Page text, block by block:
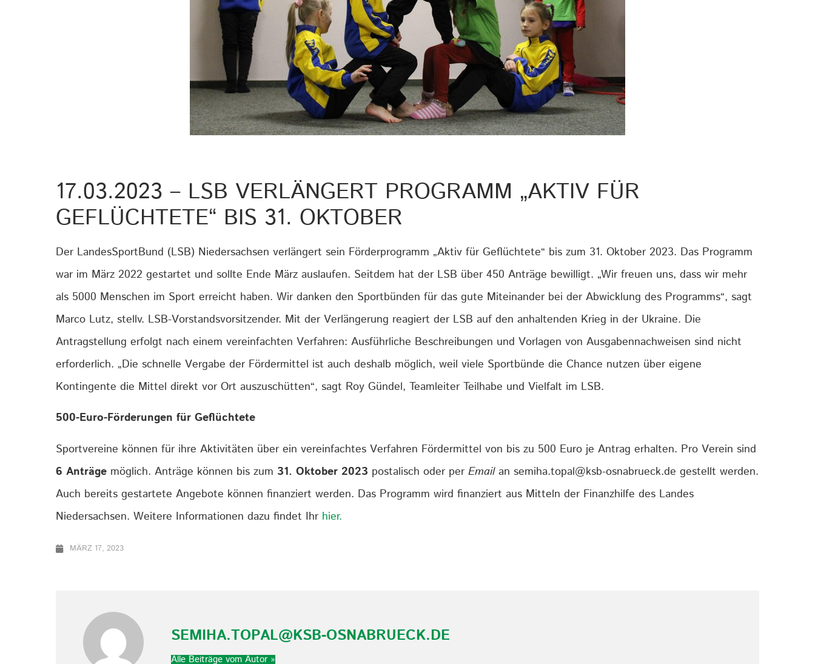
17.03.2023 – LSB VERLÄNGERT PROGRAMM „AKTIV FÜR
GEFLÜCHTETE“ BIS 31. OKTOBER
Der LandesSportBund (LSB) Niedersachsen verlängert sein Förderprogramm „Aktiv für Geflüchtete“ bis zum 31. Oktober 2023. Das Programm
war im März 2022 gestartet und sollte Ende März auslaufen. Seitdem hat der LSB über 450 Anträge bewilligt. „Wir freuen uns, dass wir mehr
als 5000 Menschen im Sport erreicht haben. Wir danken den Sportbünden für das gute Miteinander bei der Abwicklung des Programms“, sagt
Marco Lutz, stellv. LSB-Vorstandsvorsitzender. Mit der Verlängerung reagiert der LSB auf den anhaltenden Krieg in der Ukraine. Die
Antragstellung erfolgt nach einem vereinfachten Verfahren: Ausführliche Beschreibungen und Vorlagen von Ausgabennachweisen sind nicht
erforderlich. „Die schnelle Vergabe der Fördermittel ist auch deshalb möglich, weil viele Sportbünde die Chance nutzen über eigene
Kontingente die Mittel direkt vor Ort auszuschütten“, sagt Roy Gündel, Teamleiter Teilhabe und Vielfalt im LSB.
500-Euro-Förderungen für Geflüchtete
Sportvereine können für ihre Aktivitäten über ein vereinfachtes Verfahren Fördermittel von bis zu 500 Euro je Antrag erhalten. Pro Verein sind
6 Anträge möglich. Anträge können bis zum 31. Oktober 2023 postalisch oder per Emailan semiha.topal@ksb-osnabrueck.de gestellt werden.
Auch bereits gestartete Angebote können finanziert werden. Das Programm wird finanziert aus Mitteln der Finanzhilfe des Landes
Niedersachsen. Weitere Informationen dazu findet Ihr hier.
MÄRZ 17, 2023
SEMIHA.TOPAL@KSB-OSNABRUECK.DE
Alle Beiträge vom Autor »